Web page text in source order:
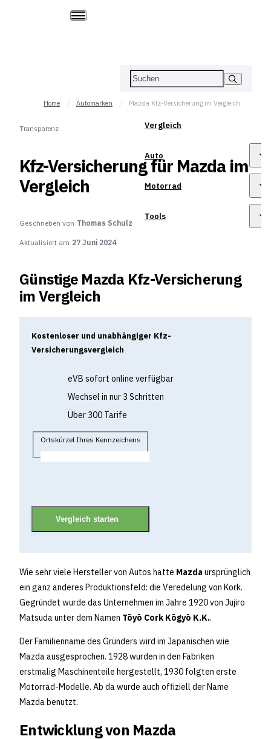
Vergleich
Auto
Motorrad
Tools
Home Automarken Mazda Kfz-Versicherung im Vergleich
Transparenz
Kfz-Versicherung für Mazda im
Vergleich
Geschrieben von Thomas Schulz
Aktualisiert am 27 Juni 2024
Günstige Mazda Kfz-Versicherung
im Vergleich
Kostenloser und unabhängiger Kfz-
Versicherungsvergleich
eVB sofort online verfügbar
Wechsel in nur 3 Schritten
Über 300 Tarife
Ortskürzel Ihres Kennzeichens
Vergleich starten
Wie sehr viele Hersteller von Autos hatte Mazda ursprünglich
ein ganz anderes Produktionsfeld: die Veredelung von Kork.
Gegründet wurde das Unternehmen im Jahre 1920 von Jujiro
Matsuda unter dem Namen Tōyō Cork Kōgyō K.K..
Der Familienname des Gründers wird im Japanischen wie
Mazda ausgesprochen. 1928 wurden in den Fabriken
erstmalig Maschinenteile hergestellt, 1930 folgten erste
Motorrad-Modelle. Ab da wurde auch offiziell der Name
Mazda benutzt.
Entwicklung von Mazda